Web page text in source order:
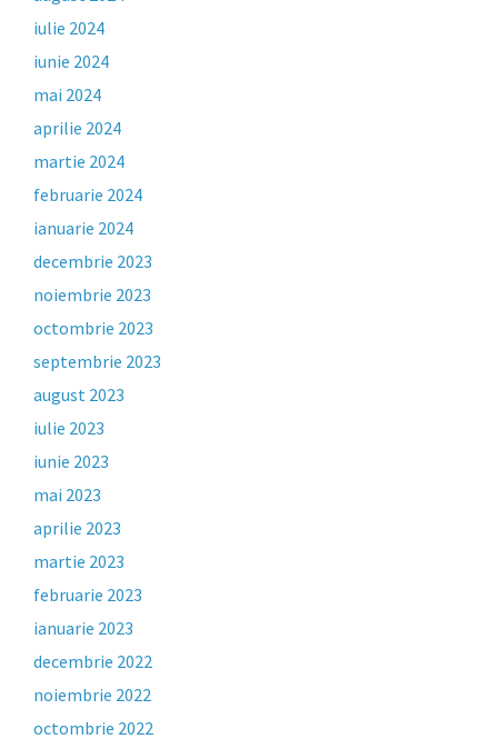
iulie 2024
iunie 2024
mai 2024
aprilie 2024
martie 2024
februarie 2024
ianuarie 2024
decembrie 2023
noiembrie 2023
octombrie 2023
septembrie 2023
august 2023
iulie 2023
iunie 2023
mai 2023
aprilie 2023
martie 2023
februarie 2023
ianuarie 2023
decembrie 2022
noiembrie 2022
octombrie 2022